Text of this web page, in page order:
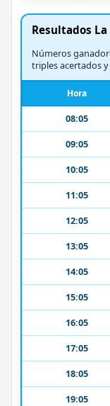
Resultados
Números
triples acertados
Hora
08:05
09:05
10:05
11:05
12:05
13:05
14:05
15:05
16:05
17:05
18:05
19:05